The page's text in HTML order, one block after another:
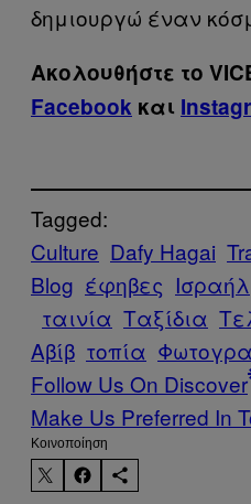
δημιουργώ έναν
Ακολουθήστε το
Facebook και
Tagged:
Culture Dafy Hagai
Blog έφηβες Ισραήλ
ταινία Ταξίδια
Αβίβ τοπία
Follow Us On Discover
Make Us Preferred In
Kοινοποίηση